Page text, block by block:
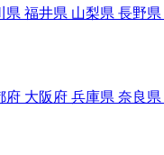
県 福井県 山梨県 長野県
府 大阪府 兵庫県 奈良県